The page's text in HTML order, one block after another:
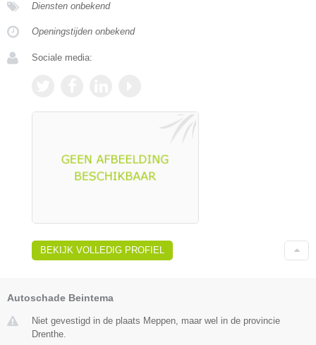
Diensten onbekend
Openingstijden onbekend
Sociale media:
BEKIJK VOLLEDIG PROFIEL
Autoschade Beintema
Niet gevestigd in de plaats Meppen, maar wel in de provincie
Drenthe.